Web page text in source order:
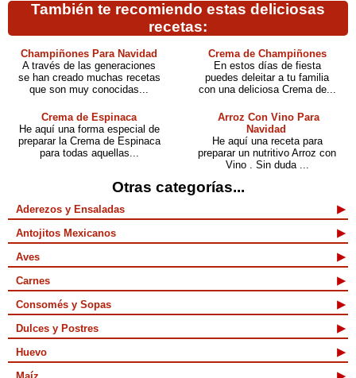
También te recomiendo estas deliciosas
recetas:
Champiñones Para Navidad
A través de las generaciones
se han creado muchas recetas
que son muy conocidas...
Crema de Champiñones
En estos días de fiesta
puedes deleitar a tu familia
con una deliciosa Crema de...
Crema de Espinaca
He aquí una forma especial de
preparar la Crema de Espinaca
para todas aquellas...
Arroz Con Vino Para
Navidad
He aquí una receta para
preparar un nutritivo Arroz con
Vino . Sin duda ...
Otras categorías...
Aderezos y Ensaladas
Antojitos Mexicanos
Aves
Carnes
Consomés y Sopas
Dulces y Postres
Huevo